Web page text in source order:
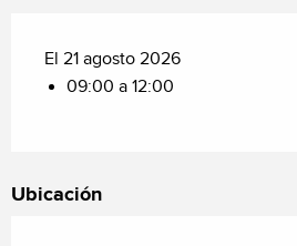
El 21 agosto 2026
09:00 a 12:00
Ubicación